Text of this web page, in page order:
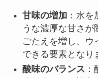
甘味の増加 ：水
うな濃厚な甘さ
ごたえを増し、ウ
できる要素となり
酸味のバランス